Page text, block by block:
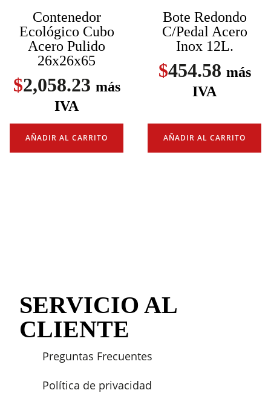
Contenedor
Ecológico Cubo
Acero Pulido
26x26x65
$2,058.23 más
IVA
AÑADIR AL CARRITO
Bote Redondo
C/Pedal Acero
Inox 12L.
$454.58 más
IVA
AÑADIR AL CARRITO
SERVICIO AL
CLIENTE
Preguntas Frecuentes
Política de privacidad